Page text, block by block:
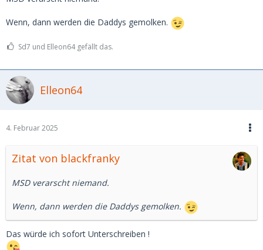
Wenn, dann werden die Daddys gemolken.
Sd7 und Elleon64 gefällt das.
Elleon64
4. Februar 2025
Zitat von blackfranky
MSD verarscht niemand.
Wenn, dann werden die Daddys gemolken.
Das würde ich sofort Unterschreiben !